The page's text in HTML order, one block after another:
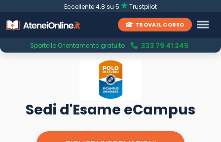
Eccellente 4.8 su 5 Trustpilot
TROVA IL CORSO
Sportello Orientamento gratuito 333 79 41 245
Sedi d'Esame eCampus